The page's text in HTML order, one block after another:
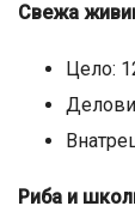
Свежа
Цело:
Риба и